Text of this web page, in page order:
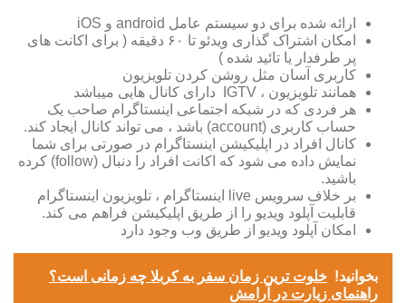
ارائه شده برای دو سیستم عامل android و iOS
امکان اشتراک گذاری ویدئو تا ۶۰ دقیقه ( برای اکانت های
پر طرفدار یا تائید شده )
کاربری آسان مثل روشن کردن تلویزیون
همانند تلویزیون ، IGTV دارای کانال هایی میباشد
هر فردی که در شبکه اجتماعی اینستاگرام صاحب یک
حساب کاربری (account) باشد ، می تواند کانال ایجاد کند.
کانال افراد در اپلیکیشن اینستاگرام در صورتی برای شما
نمایش داده می شود که اکانت افراد را دنبال (follow) کرده
باشید.
بر خلاف سرویس live اینستاگرام ، تلویزیون اینستاگرام
قابلیت آپلود ویدیو را از طریق اپلیکیشن فراهم می کند.
امکان آپلود ویدیو از طریق وب وجود دارد
بخوانید! خلوت ترین زمان سفر به کربلا چه زمانی است؟
راهنمای زیارت در آرامش